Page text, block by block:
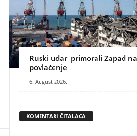
Ruski udari primorali Zapad na
povlačenje
6. August 2026.
KOMENTARI ČITALACA